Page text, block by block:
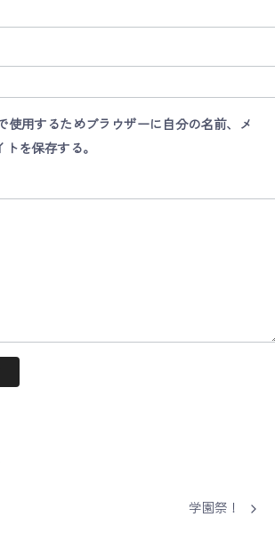
使用するためブラウザーに自分の名前、メ
を保存する。
学園祭！